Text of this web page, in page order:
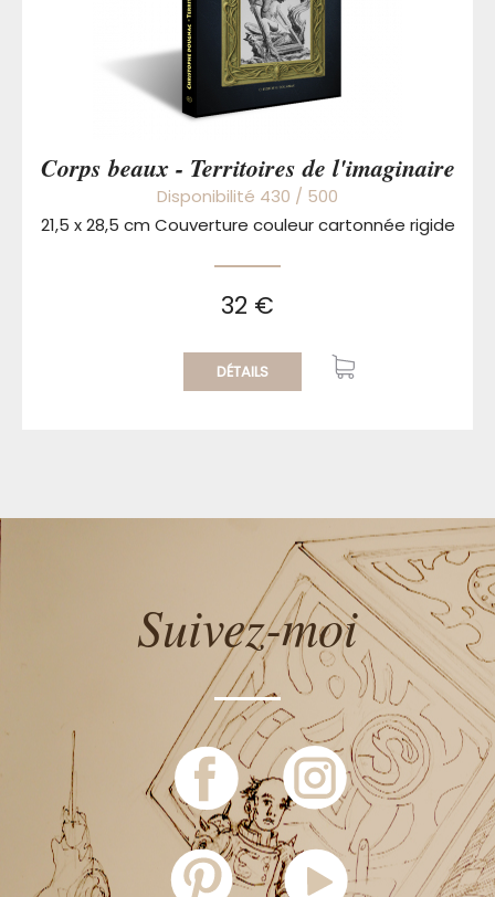
Corps beaux - Territoires de l'imaginaire
Disponibilité 430 / 500
21,5 x 28,5 cm Couverture couleur cartonnée rigide
32 €
DÉTAILS
Suivez-moi